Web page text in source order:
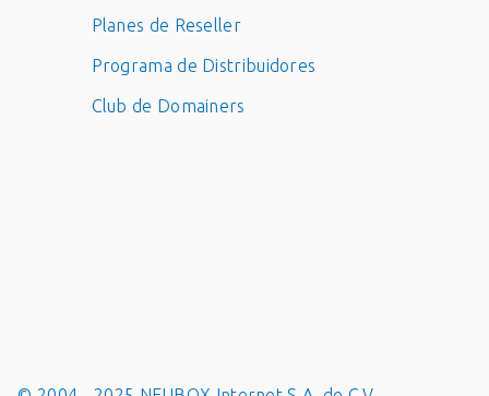
Planes de Reseller
Programa de Distribuidores
Club de Domainers